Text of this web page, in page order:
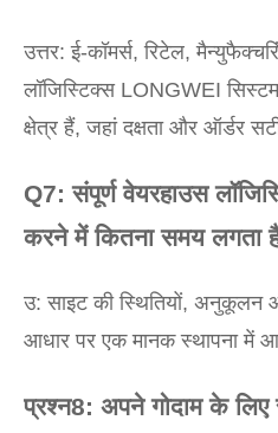
उत्तर: ई-कॉमर्स, रिटेल,
लॉजिस्टिक्स LONGWEI
क्षेत्र हैं, जहां दक्षता और ऑर्डर
Q7: संपूर्ण वेयरहाउस
करने में कितना समय लगता
उ: साइट की स्थितियों, अनुकूलन
आधार पर एक मानक स्थापना में
प्रश्न8: अपने गोदाम के